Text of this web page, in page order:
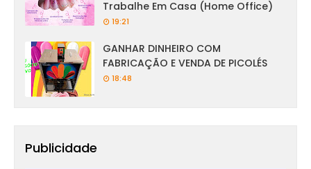
Trabalhe Em Casa (Home Office)
19:21
GANHAR DINHEIRO COM
FABRICAÇÃO E VENDA DE PICOLÉS
18:48
Publicidade